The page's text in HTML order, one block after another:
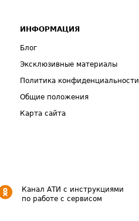
ИНФОРМАЦИЯ
Блог
Эксклюзивные материалы
Политика конфиденциальности
Общие положения
Карта сайта
Канал АТИ с инструкциями
по работе с сервисом